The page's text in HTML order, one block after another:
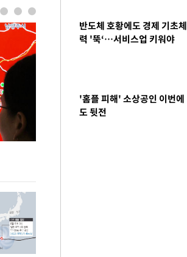
반도체 호황에도 경제 기초체
력 '뚝‘…서비스업 키워야
'홈플 피해' 소상공인 이번에
도 뒷전